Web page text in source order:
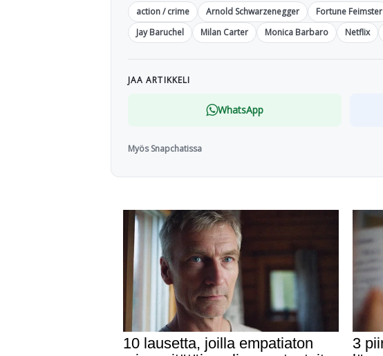
action / crime
Arnold Schwarzenegger Fortune Feimster
Jay Baruchel
Milan Carter Monica Barbaro Netflix
JAA ARTIKKELI
WhatsApp
Myös Snapchatissa